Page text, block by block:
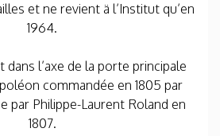
et ne revient ä l’Institut qu’en
1964.
l’axe de la porte principale
commandée en 1805 par
par Philippe-Laurent Roland en
1807.